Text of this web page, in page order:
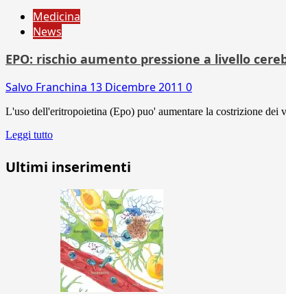
Medicina
News
EPO: rischio aumento pressione a livello
Salvo Franchina 13 Dicembre 2011 0
L'uso dell'eritropoietina (Epo) puo' aumentare la costrizione dei
Leggi tutto
Ultimi inserimenti